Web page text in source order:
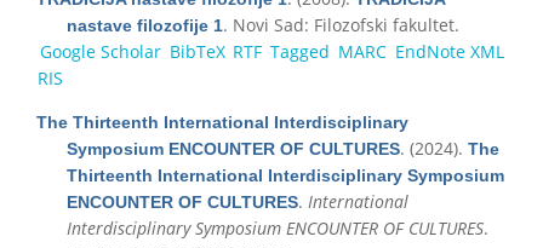
nastave filozofije 1. Novi Sad: Filozofski fakultet.
Google Scholar BibTeX RTF Tagged MARC EndNote XML
RIS
The Thirteenth International Interdisciplinary
Symposium ENCOUNTER OF CULTURES. (2024). The
Thirteenth International Interdisciplinary Symposium
ENCOUNTER OF CULTURES. International
Interdisciplinary Symposium ENCOUNTER OF CULTURES.